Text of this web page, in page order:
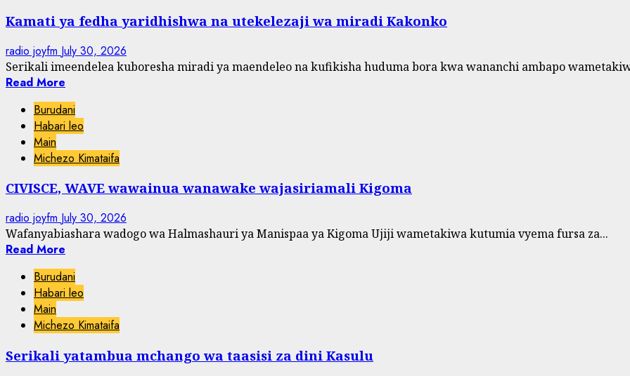
Kamati ya fedha yaridhishwa na utekelezaji wa miradi Kakonko
radio joyfm July 30, 2026
Serikali imeendelea kuboresha miradi ya maendeleo na kufikisha huduma bora kwa wananchi ambapo
Read More
Burudani
Habari leo
Main
Michezo Kimataifa
CIVISCE, WAVE wawainua wanawake wajasiriamali Kigoma
radio joyfm July 30, 2026
Wafanyabiashara wadogo wa Halmashauri ya Manispaa ya Kigoma Ujiji wametakiwa kutumia vyema fursa za...
Read More
Burudani
Habari leo
Main
Michezo Kimataifa
Serikali yatambua mchango wa taasisi za dini Kasulu